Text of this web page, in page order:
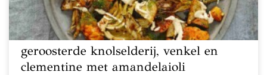
geroosterde knolselderij, venkel en
clementine met amandelaioli